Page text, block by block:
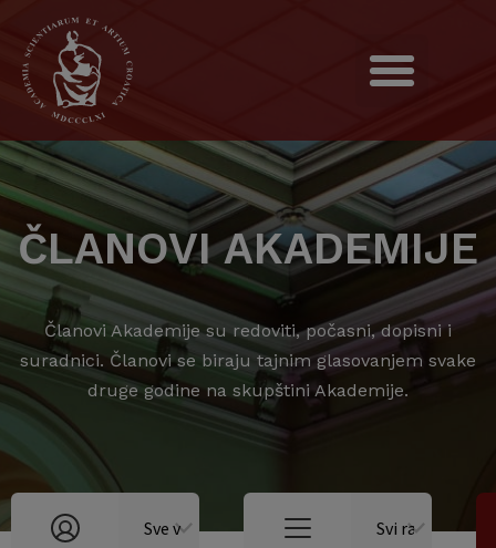
ČLANOVI AKADEMIJE
Članovi Akademije su redoviti, počasni, dopisni i
suradnici. Članovi se biraju tajnim glasovanjem svake
druge godine na skupštini Akademije.